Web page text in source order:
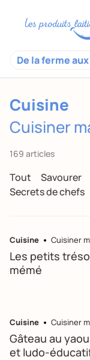
De la ferme
Cuisine
Cuisiner
169 articles
Tout Savourer
Secrets de chefs
Cuisine Cuisiner
Les petits
mémé
Cuisine Cuisiner
Gâteau au
et ludo-